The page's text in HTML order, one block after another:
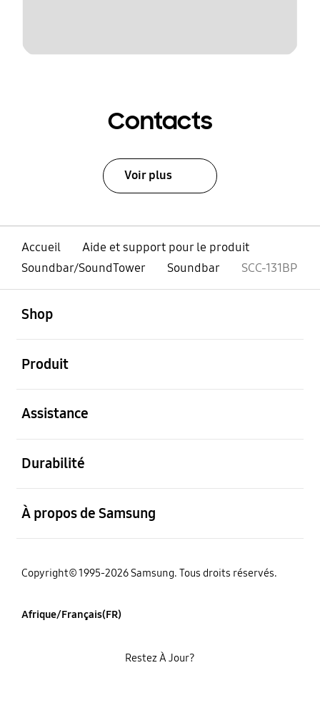
Contacts
Voir plus
Accueil
Aide et support pour le produit
Soundbar/SoundTower
Soundbar SCC-131BP
Shop
Produit
Assistance
Durabilité
À propos de Samsung
Copyright© 1995-2026 Samsung. Tous droits réservés.
Afrique/Français(FR)
Restez À Jour?